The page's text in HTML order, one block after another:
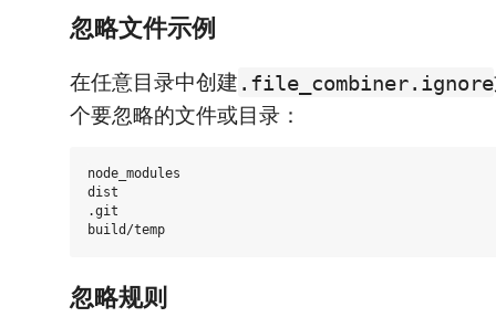
忽略文件示例
在任意目录中创建 .file_combiner.ignore
个要忽略的文件或目录：
node_modules
dist
.git
忽略规则